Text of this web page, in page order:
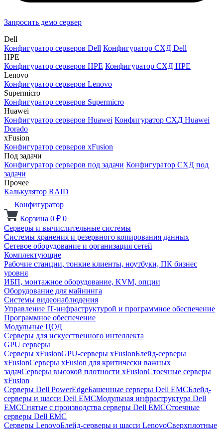
Запросить демо сервер
Dell
Конфигуратор серверов Dell Конфигуратор СХД Dell
HPE
Конфигуратор серверов HPE Конфигуратор СХД HPE
Lenovo
Конфигуратор серверов Lenovo
Supermicro
Конфигуратор серверов Supermicro
Huawei
Конфигуратор серверов Huawei Конфигуратор СХД Huawei
Dorado
xFusion
Конфигуратор серверов xFusion
Под задачи
Конфигуратор серверов под задачи Конфигуратор СХД под
задачи
Прочее
Калькулятор RAID
Конфигуратор
Корзина 0 ₽ 0
Серверы и вычислительные системы
Системы хранения и резервного копирования данных
Сетевое оборудование и организация сетей
Комплектующие
Рабочие станции, тонкие клиенты, ноутбуки, ПК бизнес
уровня
ИБП, монтажное оборудование, KVM, опции
Оборудование для майнинга
Системы видеонаблюдения
Управление IT-инфраструктурой и программное обеспечение
Программное обеспечение
Модульные ЦОД
Серверы для искусственного интеллекта
GPU серверы
Серверы xFusionGPU-серверы xFusionБлейд-серверы
xFusionСерверы xFusion для критически важных
задачСерверы высокой плотности xFusionСтоечные серверы
xFusion
Серверы Dell PowerEdgeБашенные серверы Dell EMCБлейд-
серверы и шасси Dell EMCМодульная инфраструктура Dell
EMCСнятые с производства серверы Dell EMCСтоечные
серверы Dell EMC
Серверы LenovoБлейд-серверы и шасси LenovoСверхплотные